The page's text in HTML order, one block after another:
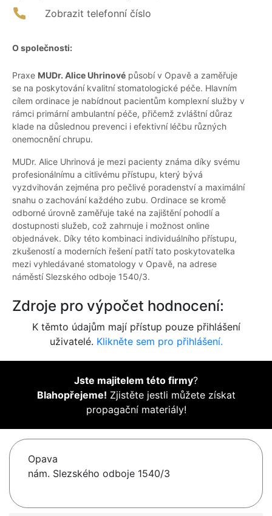
Zobrazit telefonní číslo
O společnosti:
Praxe MUDr. Alice Uhrinové působí v Opavě a zaměřuje
se na poskytování kvalitní stomatologické péče. Hlavním
cílem ordinace je nabídnout pacientům komplexní služby v
rámci primární ambulantní péče, přičemž zvláštní důraz
klade na důslednou prevenci i efektivní léčbu různých
onemocnění chrupu.
MUDr. Alice Uhrinová je mezi pacienty známa díky svému
profesionálnímu a citlivému přístupu, který bývá
vyzdvihován zejména pro pečlivé poradenství a maximální
snahu o zachování každého zubu. Ordinace se kromě
odborné úrovně zaměřuje také na zajištění pohodlí a
dostupnosti služeb, což zahrnuje i možnost online
objednávek. Díky této kombinaci individuálního přístupu,
zkušeností a moderních řešení patří tato poskytovatelka
mezi vyhledávané stomatology v Opavě, na adrese
náměstí Slezského odboje 1540/3.
Zdroje pro výpočet hodnocení:
K těmto údajům mají přístup pouze přihlášení
uživatelé. Klikněte sem pro přihlášení.
Jste majitelem této firmy?
Blahopřejeme! Zjistěte jestli můžete získat
propagační materiály!
Opava
nám. Slezského odboje 1540/3